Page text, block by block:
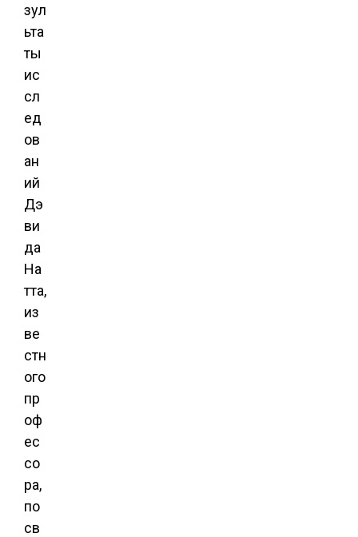
зул
ьта
ты
ис
сл
ед
ов
ан
ий
Дэ
ви
да
На
тта,
из
ве
стн
ого
пр
оф
ес
со
ра,
по
св